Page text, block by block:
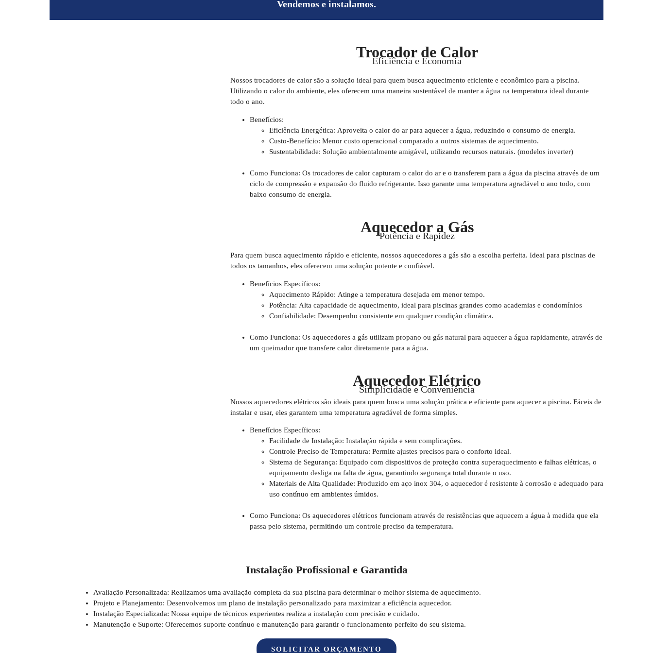
Vendemos e instalamos.
Trocador de Calor
Eficiência e Economia
Nossos trocadores de calor são a solução ideal para quem busca aquecimento eficiente e econômico para a piscina.
Utilizando o calor do ambiente, eles oferecem uma maneira sustentável de manter a água na temperatura ideal durante
todo o ano.
Benefícios:
Eficiência Energética: Aproveita o calor do ar para aquecer a água, reduzindo o consumo de energia.
Custo-Benefício: Menor custo operacional comparado a outros sistemas de aquecimento.
Sustentabilidade: Solução ambientalmente amigável, utilizando recursos naturais. (modelos inverter)
Como Funciona: Os trocadores de calor capturam o calor do ar e o transferem para a água da piscina através de um
ciclo de compressão e expansão do fluido refrigerante. Isso garante uma temperatura agradável o ano todo, com
baixo consumo de energia.
Aquecedor a Gás
Potência e Rapidez
Para quem busca aquecimento rápido e eficiente, nossos aquecedores a gás são a escolha perfeita. Ideal para piscinas de
todos os tamanhos, eles oferecem uma solução potente e confiável.
Benefícios Específicos:
Aquecimento Rápido: Atinge a temperatura desejada em menor tempo.
Potência: Alta capacidade de aquecimento, ideal para piscinas grandes como academias e condomínios
Confiabilidade: Desempenho consistente em qualquer condição climática.
Como Funciona: Os aquecedores a gás utilizam propano ou gás natural para aquecer a água rapidamente, através de
um queimador que transfere calor diretamente para a água.
Aquecedor Elétrico
Simplicidade e Conveniência
Nossos aquecedores elétricos são ideais para quem busca uma solução prática e eficiente para aquecer a piscina. Fáceis de
instalar e usar, eles garantem uma temperatura agradável de forma simples.
Benefícios Específicos:
Facilidade de Instalação: Instalação rápida e sem complicações.
Controle Preciso de Temperatura: Permite ajustes precisos para o conforto ideal.
Sistema de Segurança: Equipado com dispositivos de proteção contra superaquecimento e falhas elétricas, o
equipamento desliga na falta de água, garantindo segurança total durante o uso.
Materiais de Alta Qualidade: Produzido em aço inox 304, o aquecedor é resistente à corrosão e adequado para
uso contínuo em ambientes úmidos.
Como Funciona: Os aquecedores elétricos funcionam através de resistências que aquecem a água à medida que ela
passa pelo sistema, permitindo um controle preciso da temperatura.
Instalação Profissional e Garantida
Avaliação Personalizada: Realizamos uma avaliação completa da sua piscina para determinar o melhor sistema de aquecimento.
Projeto e Planejamento: Desenvolvemos um plano de instalação personalizado para maximizar a eficiência aquecedor.
Instalação Especializada: Nossa equipe de técnicos experientes realiza a instalação com precisão e cuidado.
Manutenção e Suporte: Oferecemos suporte contínuo e manutenção para garantir o funcionamento perfeito do seu sistema.
SOLICITAR ORÇAMENTO